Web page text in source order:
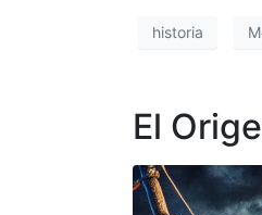
historia
El